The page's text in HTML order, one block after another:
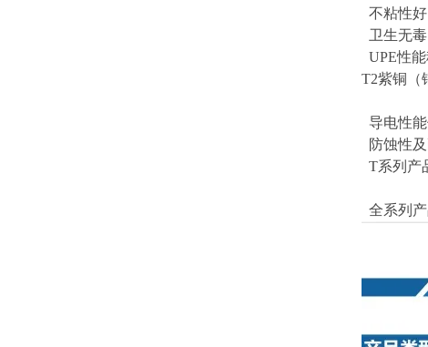
不粘性
卫生无
UPE性
T2紫铜（
导电性
防蚀性及
T系列产
全系列